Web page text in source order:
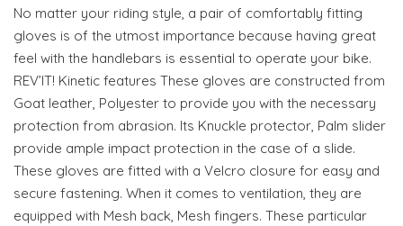
No matter your riding style, a pair of comfortably fitting
gloves is of the utmost importance because having great
feel with the handlebars is essential to operate your bike.
REV’IT! Kinetic features These gloves are constructed from
Goat leather, Polyester to provide you with the necessary
protection from abrasion. Its Knuckle protector, Palm slider
provide ample impact protection in the case of a slide.
These gloves are fitted with a Velcro closure for easy and
secure fastening. When it comes to ventilation, they are
equipped with Mesh back, Mesh fingers. These particular